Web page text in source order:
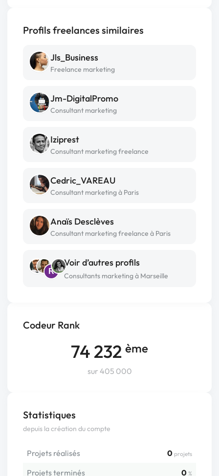
Codeur Rank
74 232 ème
sur 405 000
Statistiques
depuis la création du compte
Projets réalisés 0 projets
Projets terminés 0 %
Profils freelances similaires
Jls_Business
Freelance marketing
Jm-DigitalPromo
Consultant marketing
Iziprest
Consultant marketing freelance
Cedric_VAREAU
Consultant marketing à Paris
Anaïs Desclèves
Consultant marketing freelance à Paris
R
Voir d’autres profils
Consultants marketing à Marseille